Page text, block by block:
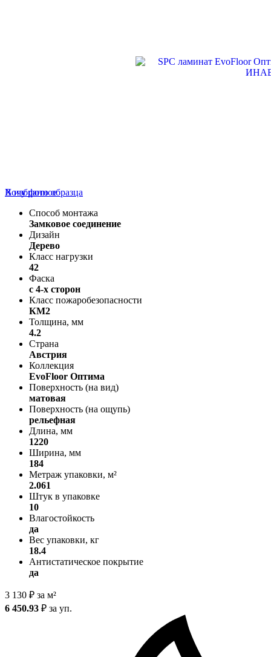
В избранное
Хочу фото образца
Способ монтажа
Замковое соединение
Дизайн
Дерево
Класс нагрузки
42
Фаска
с 4-х сторон
Класс пожаробезопасности
КМ2
Толщина, мм
4.2
Страна
Австрия
Коллекция
EvoFloor Оптима
Поверхность (на вид)
матовая
Поверхность (на ощупь)
рельефная
Длина, мм
1220
Ширина, мм
184
Метраж упаковки, м²
2.061
Штук в упаковке
10
Влагостойкость
да
Вес упаковки, кг
18.4
Антистатическое покрытие
да
3 130 ₽ за м²
6 450.93 ₽ за уп.